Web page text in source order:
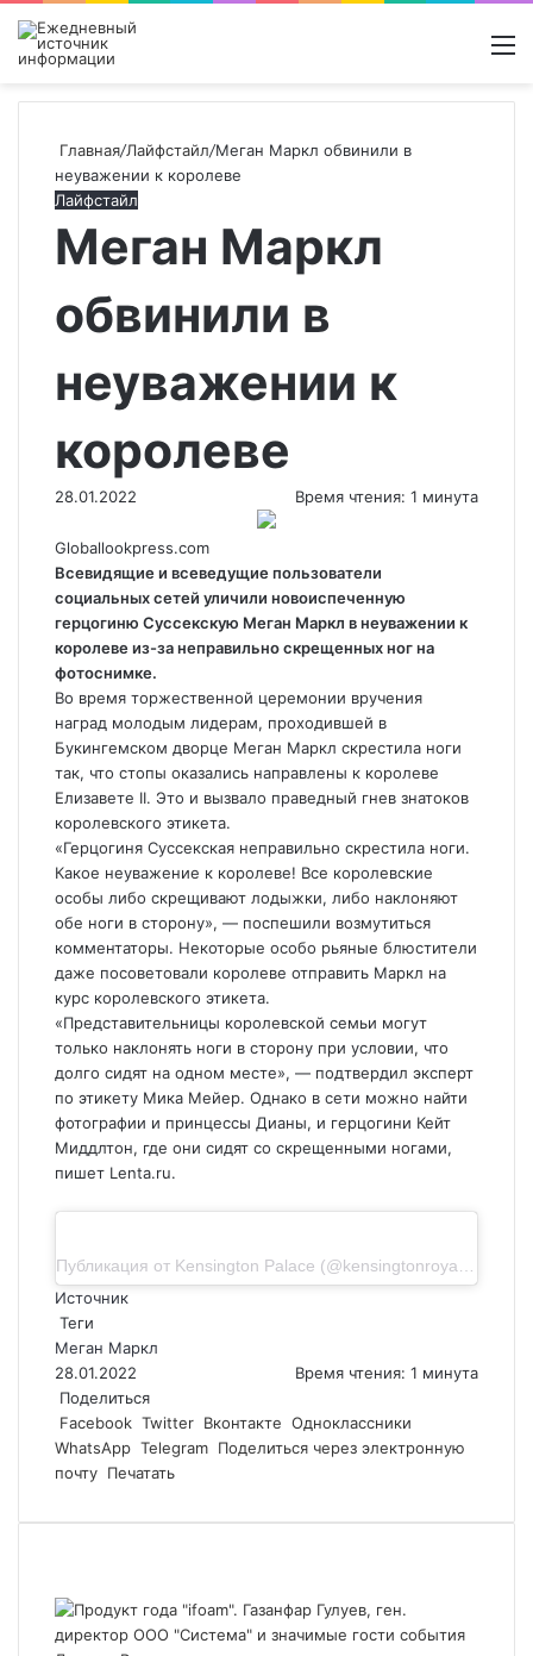
Поиск
Switch
Главная/Лайфстайл/Меган Маркл обвинили в
неуважении к королеве
Лайфстайл
Меган Маркл
обвинили в
неуважении к
королеве
28.01.2022 Время чтения: 1 минута
Globallookpress.com
Всевидящие и всеведущие пользователи
социальных сетей уличили новоиспеченную
герцогиню Суссекскую Меган Маркл в неуважении к
королеве из-за неправильно скрещенных ног на
фотоснимке.
Во время торжественной церемонии вручения
наград молодым лидерам, проходившей в
Букингемском дворце Меган Маркл скрестила ноги
так, что стопы оказались направлены к королеве
Елизавете II. Это и вызвало праведный гнев знатоков
королевского этикета.
«Герцогиня Суссекская неправильно скрестила ноги.
Какое неуважение к королеве! Все королевские
особы либо скрещивают лодыжки, либо наклоняют
обе ноги в сторону», — поспешили возмутиться
комментаторы. Некоторые особо рьяные блюстители
даже посоветовали королеве отправить Маркл на
курс королевского этикета.
«Представительницы королевской семьи могут
только наклонять ноги в сторону при условии, что
долго сидят на одном месте», — подтвердил эксперт
по этикету Мика Мейер. Однако в сети можно найти
фотографии и принцессы Дианы, и герцогини Кейт
Миддлтон, где они сидят со скрещенными ногами,
пишет Lenta.ru.
Источник
Теги
Меган Маркл
28.01.2022
Время чтения: 1 минута
Поделиться
Facebook Twitter Вконтакте Одноклассники
WhatsApp Telegram Поделиться через электронную
почту Печатать